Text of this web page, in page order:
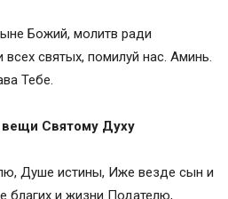
Божий, молитв ради
святых, помилуй нас. Аминь.
Тебе.
Святому Духу
Душе истины, Иже везде сын и
благих и жизни Подателю,